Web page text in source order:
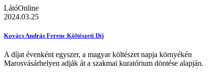
LátóOnline
2024.03.25
Kovács András Ferenc Költészeti Díj
A díjat évenként egyszer, a magyar költészet napja környékén
Marosvásárhelyen adják át a szakmai kuratórium döntése alapján.